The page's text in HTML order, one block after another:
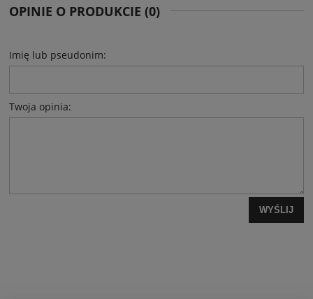
OPINIE O PRODUKCIE (0)
Imię lub pseudonim:
Twoja opinia:
WYŚLIJ